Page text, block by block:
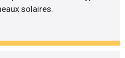
solaires.